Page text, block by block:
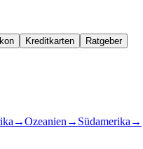
Kreditkarten Ratgeber
→Ozeanien → Südamerika →